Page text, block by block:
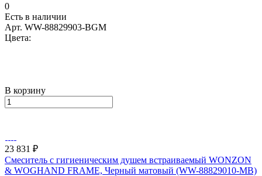
0
Есть в наличии
Арт. WW-88829903-BGM
Цвета:
В корзину
23 831 ₽
Смеситель с гигиеническим душем встраиваемый WONZON
& WOGHAND FRAME, Черный матовый (WW-88829010-MB)